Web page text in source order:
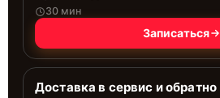
30 мин
Записаться
Доставка в сервис и обратно